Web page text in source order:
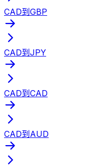
CAD到GBP
CAD到JPY
CAD到CAD
CAD到AUD